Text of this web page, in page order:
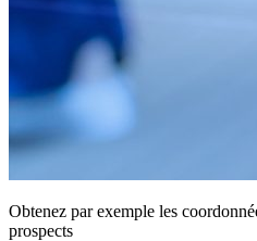
Obtenez par exemple les
prospects